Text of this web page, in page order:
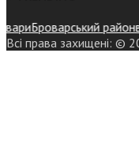
Броварський район
Всі права захищені: ©